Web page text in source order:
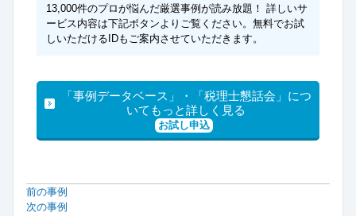
13,000件のプロが悩んだ厳選事例が読み放題！ 詳しいサ
ービス内容は下記ボタンよりご覧ください。無料でお試
しいただけるIDもご案内させていただきます。
「事例データベース」・「税理士懇話会」につ
いてもっと詳しく見る
お試し申込
前の事例
次の事例